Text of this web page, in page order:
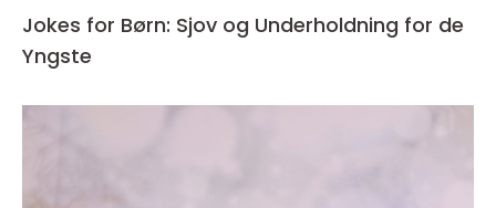
Jokes for Børn: Sjov og Underholdning for de
Yngste